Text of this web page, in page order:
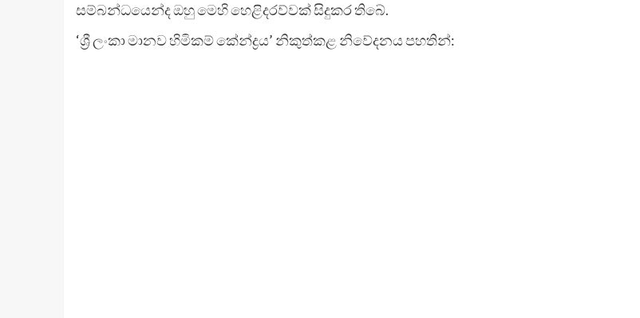
සම්බන්ධයෙන්ද ඔහු මෙහි හෙළිදරව්වක් සිදුකර තිබේ.
‘ශ්‍රී ලංකා මානව හිමිකම් කේන්ද්‍රය’ නිකුත්කළ නිවේදනය පහතින්: